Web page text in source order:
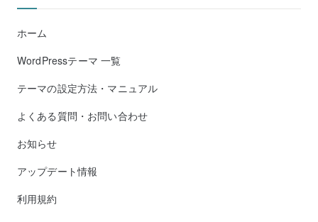
ホーム
WordPressテーマ 一覧
テーマの設定方法・マニュアル
よくある質問・お問い合わせ
お知らせ
アップデート情報
利用規約